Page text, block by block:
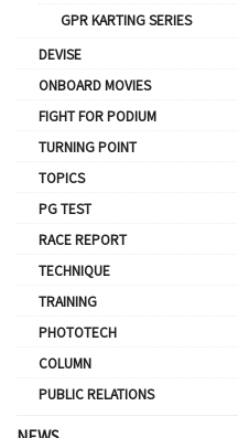
GPR KARTING SERIES
DEVISE
ONBOARD MOVIES
FIGHT FOR PODIUM
TURNING POINT
TOPICS
PG TEST
RACE REPORT
TECHNIQUE
TRAINING
PHOTOTECH
COLUMN
PUBLIC RELATIONS